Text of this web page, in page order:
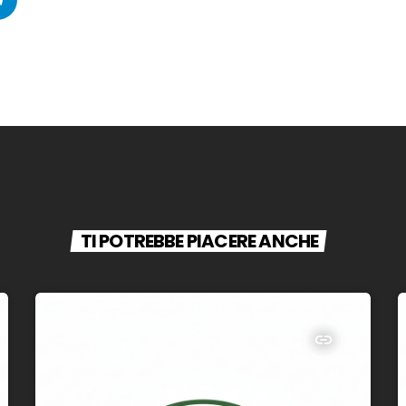
TI POTREBBE PIACERE ANCHE
insert_link